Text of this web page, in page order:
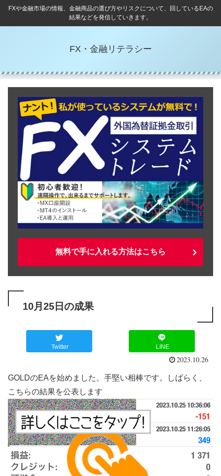
FXや金融市場の情報、金融商品の選び方やリスクについて、回しているEAの
結果などを発信していきます。
FX・金融リテラシー
無料で手に入れる方法はこちら
10月25日の成果
Twitter LINE
2023.10.26
GOLDのEAを始めました。手堅い相棒です。しばらく、
こちらの結果を公表します